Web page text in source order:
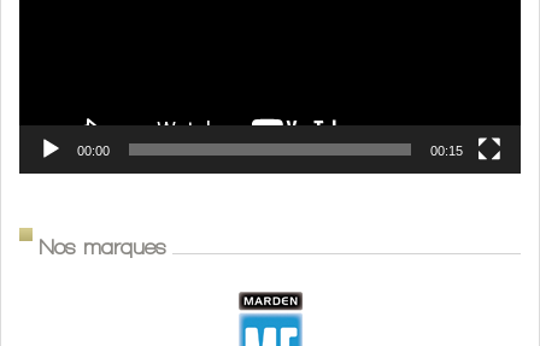
00:00 00:15
Nos marques